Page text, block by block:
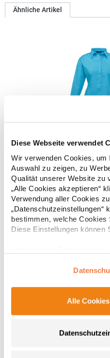
Diese Webseite verwendet
Wir verwenden Cookies, um
Auswahl zu zeigen, zu
Qualität unserer Website zu
„Alle Cookies akzeptieren“
Verwendung aller Cookies
„Datenschutzeinstellungen“
bestimmen, welche Cookies
Diese Einstellungen können
Alle
Ähnliche Artikel
PW300 Premier Workwear
Pflegeleichtes Easy-Care-Material Abgerundeter Saum Zwei
Knöpfe an Ärmel Gleichfarbige Knöpfe Grammatur: 105 g/m²
(White: 115 g/m²)
35% BaumwolleAngaben zur
PR300Hersteller: Premier
19 Office 3.39 2517JK
info@premierworkwear.com
* Preise inkl. gesetzlicher Mwst. +